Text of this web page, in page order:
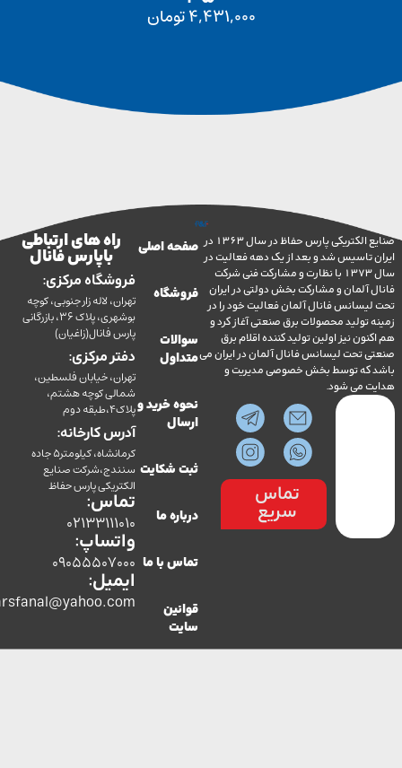
4,431,000تومان
صنایع الکتریکی پارس حفاظ در سال 1363 در
شد و بعد از یک دهه فعالیت در
سال 1373 با نظارت و مشارکت فنی شرکت
و مشارکت بخش دولتی در ایران
فانال آلمان فعالیت خود را در
محصولات برق صنعتی آغاز کرد و
نیز اولین تولید کننده اقلام برق
لیسانس فانال آلمان در ایران می
توسط بخش خصوصی مدیریت و
می شود.
تماس
سریع
صفحه اصلی
فروشگاه
سوالات
متداول
نحوه خرید و
ثبت شکایت
درباره ما
تماس با ما
قوانین
راه های ارتباطی
با پارس فانال
فروشگاه مرکزی:
تهران، لاله زار جنوبی، کوچه
بوشهری، پلاک 36، بازرگانی
پارس فانال(زاغیان)
دفتر مرکزی:
تهران، خیابان فلسطین،
شمالی کوچه هشتم،
پلاک4،طبقه دوم
آدرس کارخانه:
کرمانشاه، کیلومتر5 جاده
سنندج،شرکت صنایع
الکتریکی پارس حفاظ
تماس:
02133111010
واتساپ:
09055507000
ایمیل:
co.parsfanal@yahoo.com